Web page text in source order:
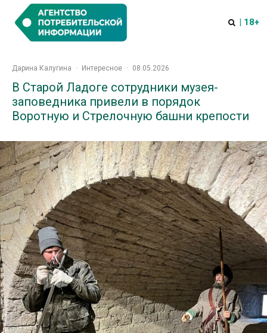
| 18+
Дарина Калугина · Интересное · 08.05.2026
В Старой Ладоге сотрудники музея-
заповедника привели в порядок
Воротную и Стрелочную башни крепости